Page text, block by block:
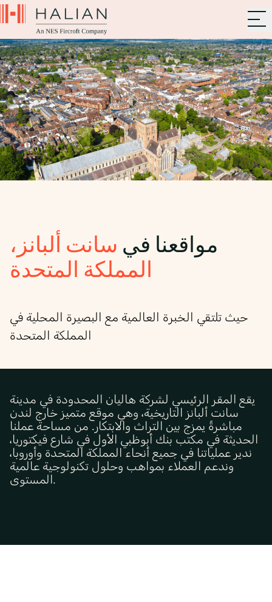
مواقعنا في سانت ألبانز،
المملكة المتحدة
حيث تلتقي الخبرة العالمية مع البصيرة المحلية في
المملكة المتحدة
يقع المقر الرئيسي لشركة هاليان المحدودة في مدينة
سانت ألبانز التاريخية، وهي موقع متميز خارج لندن
مباشرةً يمزج بين التراث والابتكار. من مساحة عملنا
الحديثة في مكتب بنك أبوظبي الأول في شارع فيكتوريا،
ندير عملياتنا في جميع أنحاء المملكة المتحدة وأوروبا،
وندعم العملاء بمواهب وحلول تكنولوجية عالمية
المستوى.